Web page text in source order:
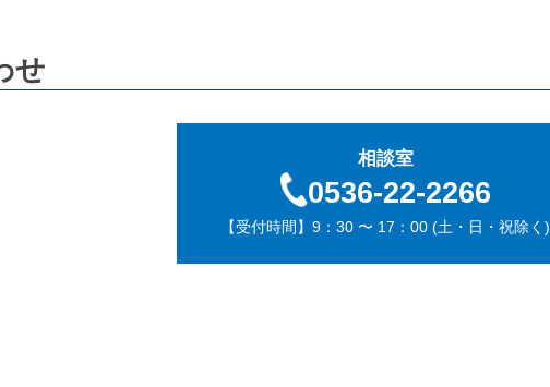
せ
相談室
0536-22-2266
【受付時間】9：30 〜 17：00 (土・日・祝除く)